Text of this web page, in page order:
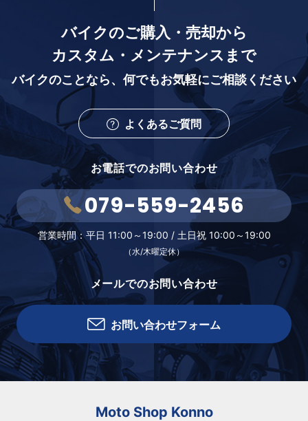
バイクのご購入・売却から
カスタム・メンテナンスまで
バイクのことなら、 何でもお気軽にご相談ください
よくあるご質問
お電話でのお問い合わせ
079-559-2456
営業時間：平日 11:00～19:00 / 土日祝 10:00～19:00
（水/木曜定休）
メールでのお問い合わせ
お問い合わせフォーム
Moto Shop Konno